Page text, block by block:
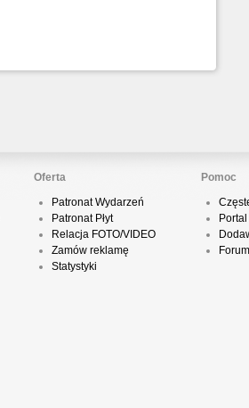
Oferta
Patronat Wydarzeń
Patronat Płyt
Relacja FOTO/VIDEO
Zamów reklamę
Statystyki
Pomoc
Portal
Forum